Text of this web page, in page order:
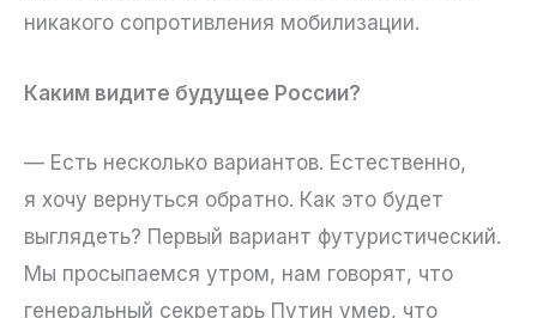
никакого сопротивления мобилизации.
Каким видите будущее России?
— Есть несколько вариантов. Естественно,
я хочу вернуться обратно. Как это будет
выглядеть? Первый вариант футуристический.
Мы просыпаемся утром, нам говорят, что
генеральный секретарь Путин умер, что